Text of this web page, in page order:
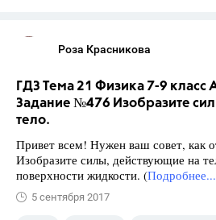
Роза Красникова
ГДЗ Тема 21 Физика 7-9
Задание №476 Изобразите
тело.
Привет всем! Нужен ваш совет, как
Изобразите силы, действующие на
поверхности жидкости. (Подробнее...
5 сентября 2017